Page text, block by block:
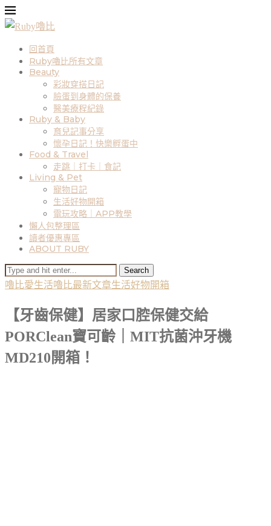
回首頁
Ruby嚕比所有文章
Beauty
彩妝穿搭日記
臉蛋到身體的保養
醫美療程紀錄
Ruby & Baby
育兒記事分享
懷孕日記！快樂孵蛋中
Food & Travel
走跳｜打卡｜食記
Living & Pet
寵物日記
生活好物開箱
電玩攻略｜APP教學
懶人包整理區
讀者優惠專區
ABOUT RUBY
Search
嚕比愛生活嚕比最新文章生活好物開箱
【牙齒保健】居家口腔保健交給
PORClean寶可齡｜MIT抗菌沖牙機
MD210開箱！